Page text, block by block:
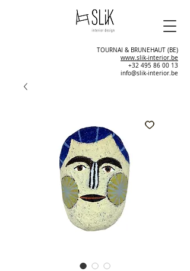
TOURNAI & BRUNEHAUT (BE)
www.slik-interior.be
+32 495 86 00 13
info@slik-interior.be